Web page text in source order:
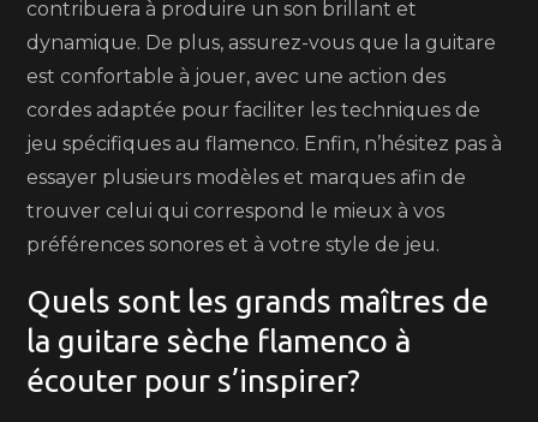
contribuera à produire un son brillant et
dynamique. De plus, assurez-vous que la guitare
est confortable à jouer, avec une action des
cordes adaptée pour faciliter les techniques de
jeu spécifiques au flamenco. Enfin, n’hésitez pas à
essayer plusieurs modèles et marques afin de
trouver celui qui correspond le mieux à vos
préférences sonores et à votre style de jeu.
Quels sont les grands maîtres de
la guitare sèche flamenco à
écouter pour s’inspirer?